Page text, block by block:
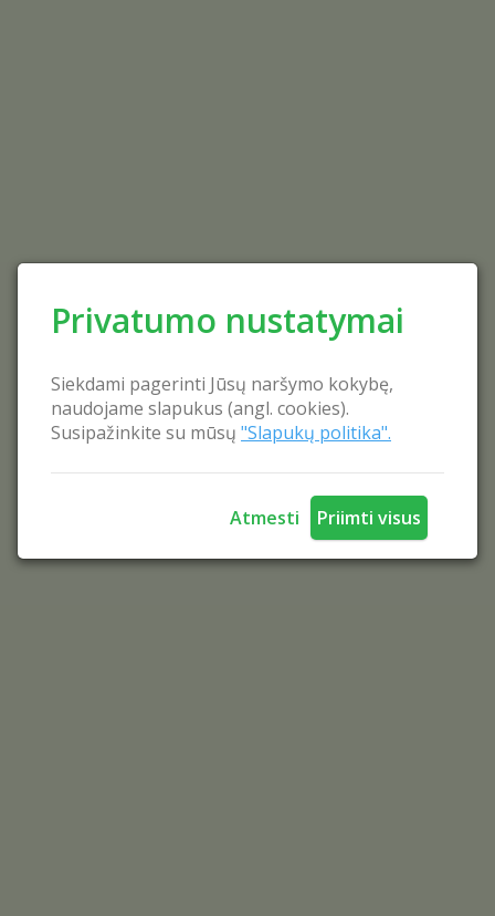
Privatumo nustatymai
Siekdami pagerinti Jūsų naršymo kokybę,
naudojame slapukus (angl. cookies).
Susipažinkite su mūsų "Slapukų politika".
Atmesti Priimti visus